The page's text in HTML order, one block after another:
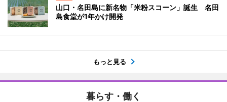
山口・名田島に新名物「米粉スコーン」誕生 名田
島食堂が1年かけ開発
もっと見る
暮らす・働く